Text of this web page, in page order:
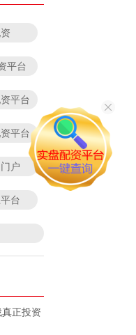
平台
平台
平台
户
台
正投资